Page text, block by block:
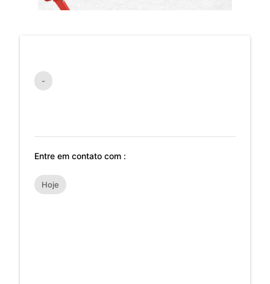
-
Entre em contato com :
Hoje